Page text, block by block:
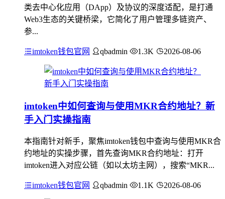
类去中心化应用（DApp）及协议的深度适配，是打通
Web3生态的关键桥梁，它简化了用户管理多链资产、
参...
imtoken钱包官网 qbadmin 1.3K 2026-08-06
imtoken中如何查询与使用MKR合约地址？新
手入门实操指南
本指南针对新手，聚焦imtoken钱包中查询与使用MKR合
约地址的实操步骤，首先查询MKR合约地址：打开
imtoken进入对应公链（如以太坊主网），搜索“MKR...
imtoken钱包官网 qbadmin 1.1K 2026-08-06